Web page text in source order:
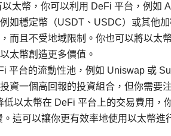
太幣，你可以利用 DeFi 平台，例如
如穩定幣（USDT、USDC）或其他
而且不受地域限制。你也可以將以太
太幣創造更多價值。
平台的流動性池，例如 Uniswap 或
資一個高回報的投資組合，但你需要
以太幣在 DeFi 平台上的交易費用，
這可以讓你更有效率地使用以太幣進